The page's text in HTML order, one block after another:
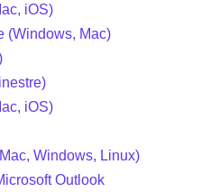
iOS)
(Windows, Mac)
iOS)
Windows, Linux)
Outlook